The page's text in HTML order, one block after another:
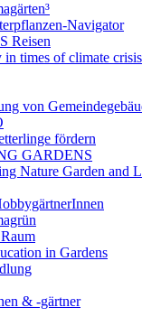
Navigator
Reisen
in times of climate crisis
von
fördern
GARDENS
Nature Garden and
in Gardens
& -gärtner